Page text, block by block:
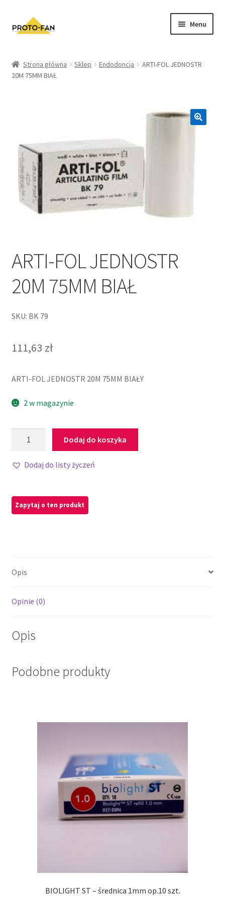
Menu
Kursy Stomatologiczne
Zwroty i Reklamacje
Regulamin sklepu
Polityka prywatności
Strona główna Sklep Endodoncja
ARTI-FOL JEDNOSTR
20M 75MM BIAŁ
ARTI-FOL JEDNOSTR
20M 75MM BIAŁ
SKU: BK 79
111,63 zł
ARTI-FOL JEDNOSTR 20M 75MM BIAŁY
2 w magazynie
Dodaj do koszyka
Dodaj do listy życzeń
Opis
Opinie (0)
Opis
Podobne produkty
BIOLIGHT ST – średnica 1mm op.10 szt.